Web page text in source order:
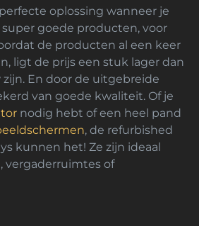
oplossing wanneer je
goede producten, voor
de producten al een keer
ligt de prijs een stuk lager dan
En door de uitgebreide
van goede kwaliteit. Of je
nodig hebt of een heel pand
, de refurbished
kunnen het! Ze zijn ideaal
vergaderruimtes of